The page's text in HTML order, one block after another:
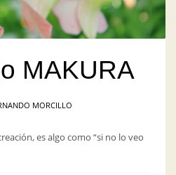
MAKURA
MORCILLO
es algo como “si no lo veo